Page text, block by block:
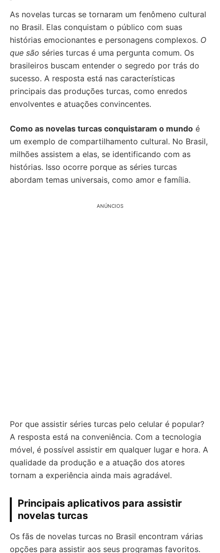
As novelas turcas se tornaram um fenômeno cultural
no Brasil. Elas conquistam o público com suas
histórias emocionantes e personagens complexos. O
que são séries turcas é uma pergunta comum. Os
brasileiros buscam entender o segredo por trás do
sucesso. A resposta está nas características
principais das produções turcas, como enredos
envolventes e atuações convincentes.
Como as novelas turcas conquistaram o mundo é
um exemplo de compartilhamento cultural. No Brasil,
milhões assistem a elas, se identificando com as
histórias. Isso ocorre porque as séries turcas
abordam temas universais, como amor e família.
ANÚNCIOS
Por que assistir séries turcas pelo celular é popular?
A resposta está na conveniência. Com a tecnologia
móvel, é possível assistir em qualquer lugar e hora. A
qualidade da produção e a atuação dos atores
tornam a experiência ainda mais agradável.
Principais aplicativos para assistir
novelas turcas
Os fãs de novelas turcas no Brasil encontram várias
opções para assistir aos seus programas favoritos.